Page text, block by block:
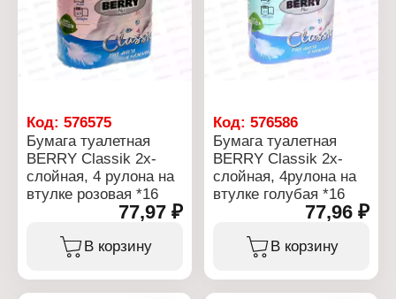
Код: 576575
Бумага туалетная
BERRY Classik 2х-
слойная, 4 рулона на
втулке розовая *16
77,97 ₽
В корзину
Код:576586
Бумага туалетная
BERRY Classik 2х-
слойная, 4рулона на
втулке голубая *16
77,96 ₽
В корзину